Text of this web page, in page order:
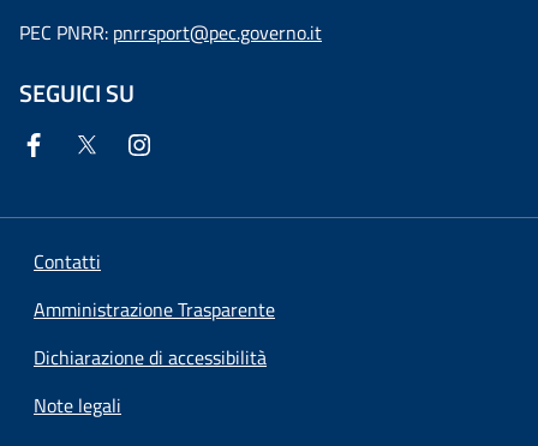
PEC PNRR: pnrrsport@pec.governo.it
SEGUICI SU
Contatti
Amministrazione Trasparente
Dichiarazione di accessibilità
Note legali